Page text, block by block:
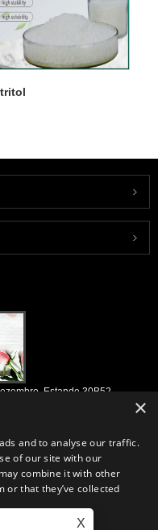
Estande 30B52
os ingredientes e
e indústrias de
primárias localizadas
anos de experiência e
e reputação em
em todo o mundo.
X
×
and to analyse our traffic.
of our site with our
combine it with other
or that they’ve collected